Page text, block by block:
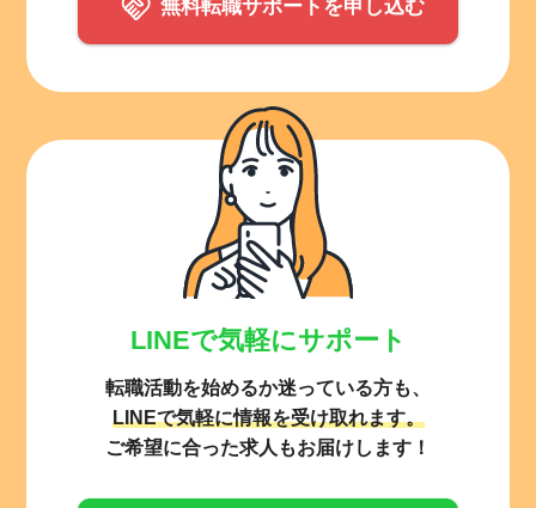
無料転職サポートを申し込む
LINEで気軽にサポート
転職活動を始めるか迷っている方も、
LINEで気軽に情報を受け取れます。
ご希望に合った求人もお届けします！